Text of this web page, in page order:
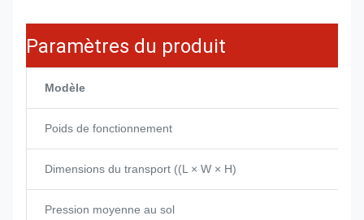
Paramètres du produit
Modèle
Poids de fonctionnement
Dimensions du transport ((L × W × H)
Pression moyenne au sol